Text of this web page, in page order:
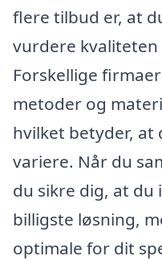
flere tilbud er, at
vurdere kvaliteten
Forskellige
metoder og
hvilket betyder, at
variere. Når du
du sikre dig, at
billigste løsning,
optimale for dit